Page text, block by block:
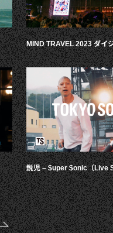
MIND TRAVEL 2023 ダイ
鋭児 – $uper $onic（Live